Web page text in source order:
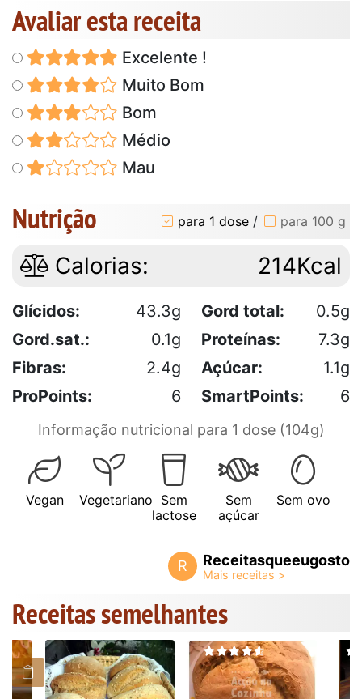
Avaliar esta receita
Excelente !
Muito Bom
Bom
Médio
Mau
Nutrição para 1 dose / para 100 g
Calorias: 214Kcal
Glícidos: 43.3g Gord total:
0.5g
Gord.sat.:
0.1g Proteínas:
7.3g
Fibras:
2.4g Açúcar:
1.1g
ProPoints:
6 SmartPoints: 6
Informação nutricional para 1 dose (104g)
Vegan Vegetariano Sem
lactose
Sem
açúcar
Sem ovo
R Receitasqueeugosto
Receitas semelhantes